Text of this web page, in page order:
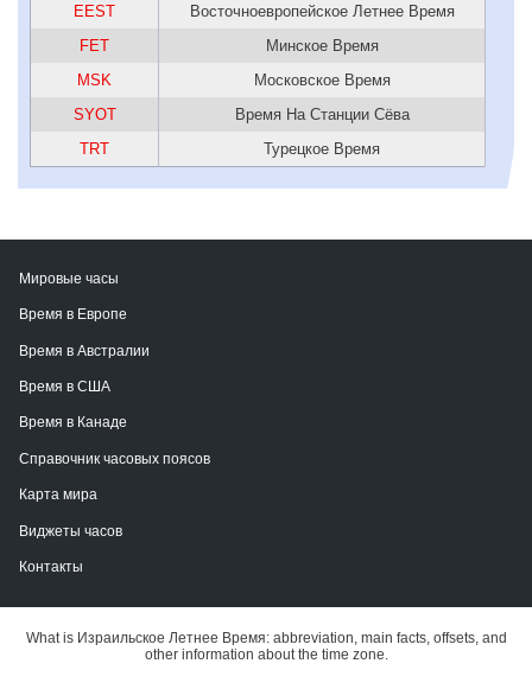
EEST
Восточноевропейское Летнее Время
FET
Минское Время
MSK
Московское Время
SYOT
Время На Станции Сёва
TRT
Турецкое Время
Мировые часы
Время в Европе
Время в Австралии
Время в США
Время в Канаде
Справочник часовых поясов
Карта мира
Виджеты часов
Контакты
What is Израильское Летнее Время: abbreviation, main facts, offsets, and
other information about the time zone.